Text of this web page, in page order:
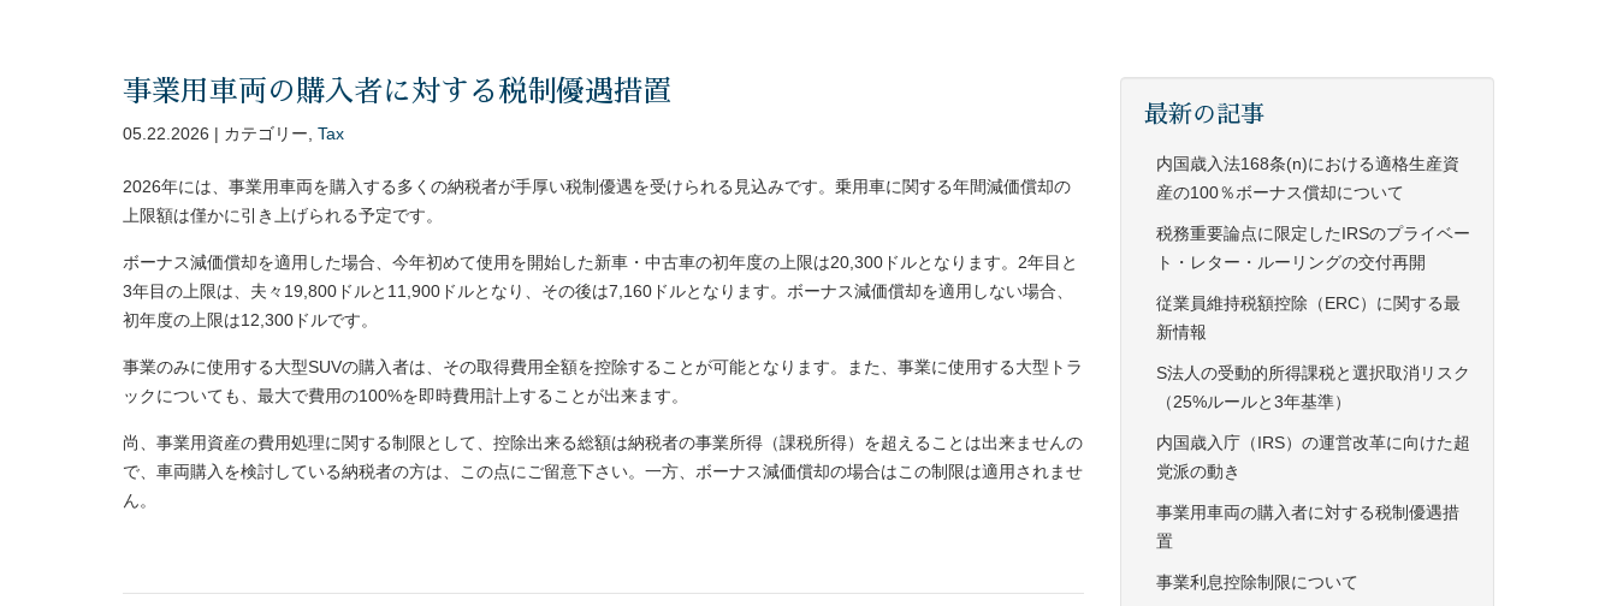
事業用車両の購入者に対する税制優遇措置
05.22.2026 | カテゴリー, Tax
2026年には、事業用車両を購入する多くの納税者が手厚い税制優遇を受けられる見込みです。乗用車に関する年間減価償却の
上限額は僅かに引き上げられる予定です。
ボーナス減価償却を適用した場合、今年初めて使用を開始した新車・中古車の初年度の上限は20,300ドルとなります。2年目と
3年目の上限は、夫々19,800ドルと11,900ドルとなり、その後は7,160ドルとなります。ボーナス減価償却を適用しない場合、
初年度の上限は12,300ドルです。
事業のみに使用する大型SUVの購入者は、その取得費用全額を控除することが可能となります。また、事業に使用する大型トラ
ックについても、最大で費用の100%を即時費用計上することが出来ます。
尚、事業用資産の費用処理に関する制限として、控除出来る総額は納税者の事業所得（課税所得）を超えることは出来ませんの
で、車両購入を検討している納税者の方は、この点にご留意下さい。一方、ボーナス減価償却の場合はこの制限は適用されませ
ん。
最新の記事
内国歳入法168条(n)における適格生産資
産の100％ボーナス償却について
税務重要論点に限定したIRSのプライベー
ト・レター・ルーリングの交付再開
従業員維持税額控除（ERC）に関する最
新情報
S法人の受動的所得課税と選択取消リスク
（25%ルールと3年基準）
内国歳入庁（IRS）の運営改革に向けた超
党派の動き
事業用車両の購入者に対する税制優遇措
置
事業利息控除制限について